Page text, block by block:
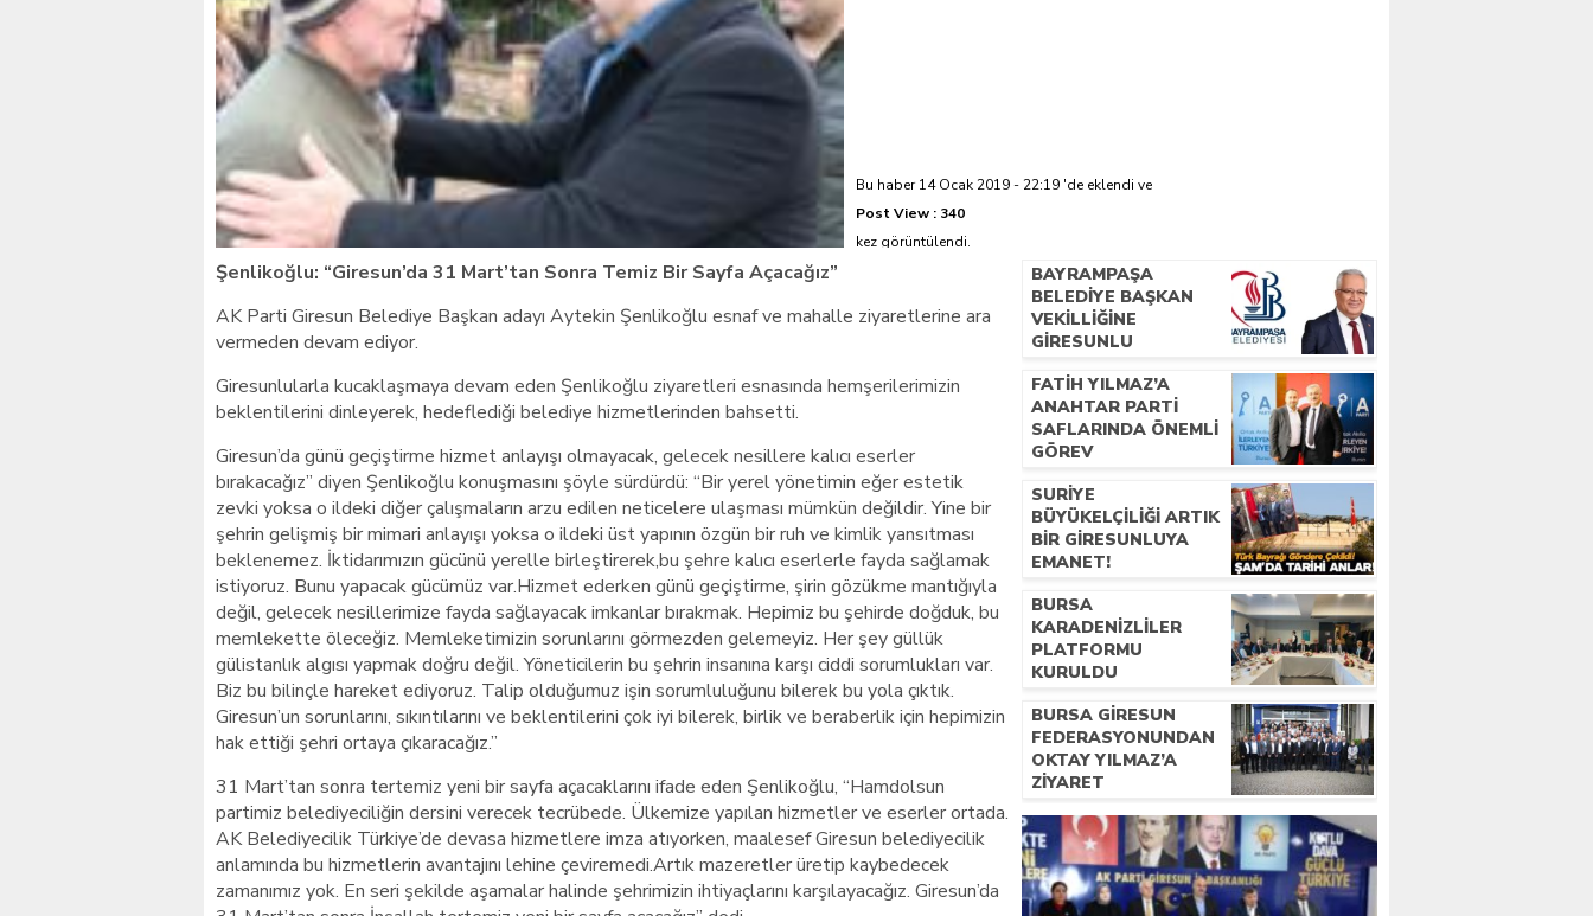
Giresunlu sürücü Orhangazi’de hayatını kaybetti
Bu haber 14 Ocak 2019 - 22:19 'de eklendi ve
Post View : 340
kez görüntülendi.
Şenlikoğlu: “Giresun’da 31 Mart’tan Sonra Temiz Bir Sayfa Açacağız”
AK Parti Giresun Belediye Başkan adayı Aytekin Şenlikoğlu esnaf ve mahalle ziyaretlerine ara
vermeden devam ediyor.
Giresunlularla kucaklaşmaya devam eden Şenlikoğlu ziyaretleri esnasında hemşerilerimizin
beklentilerini dinleyerek, hedeflediği belediye hizmetlerinden bahsetti.
Giresun’da günü geçiştirme hizmet anlayışı olmayacak, gelecek nesillere kalıcı eserler
bırakacağız” diyen Şenlikoğlu konuşmasını şöyle sürdürdü: “Bir yerel yönetimin eğer estetik
zevki yoksa o ildeki diğer çalışmaların arzu edilen neticelere ulaşması mümkün değildir. Yine bir
şehrin gelişmiş bir mimari anlayışı yoksa o ildeki üst yapının özgün bir ruh ve kimlik yansıtması
beklenemez. İktidarımızın gücünü yerelle birleştirerek,bu şehre kalıcı eserlerle fayda sağlamak
istiyoruz. Bunu yapacak gücümüz var.Hizmet ederken günü geçiştirme, şirin gözükme mantığıyla
değil, gelecek nesillerimize fayda sağlayacak imkanlar bırakmak. Hepimiz bu şehirde doğduk, bu
memlekette öleceğiz. Memleketimizin sorunlarını görmezden gelemeyiz. Her şey güllük
gülistanlık algısı yapmak doğru değil. Yöneticilerin bu şehrin insanına karşı ciddi sorumlukları var.
Biz bu bilinçle hareket ediyoruz. Talip olduğumuz işin sorumluluğunu bilerek bu yola çıktık.
Giresun’un sorunlarını, sıkıntılarını ve beklentilerini çok iyi bilerek, birlik ve beraberlik için hepimizin
hak ettiği şehri ortaya çıkaracağız.”
31 Mart’tan sonra tertemiz yeni bir sayfa açacaklarını ifade eden Şenlikoğlu, “Hamdolsun
partimiz belediyeciliğin dersini verecek tecrübede. Ülkemize yapılan hizmetler ve eserler ortada.
AK Belediyecilik Türkiye’de devasa hizmetlere imza atıyorken, maalesef Giresun belediyecilik
anlamında bu hizmetlerin avantajını lehine çeviremedi.Artık mazeretler üretip kaybedecek
zamanımız yok. En seri şekilde aşamalar halinde şehrimizin ihtiyaçlarını karşılayacağız. Giresun’da
BAYRAMPAŞA
BELEDIYE BAŞKAN
VEKILLIĞINE
GIRESUNLU
KAHRAMAN SEÇILDI
FATIH YILMAZ’A
ANAHTAR PARTI
SAFLARINDA ÖNEMLI
GÖREV
SURIYE
BÜYÜKELÇILIĞI ARTIK
BIR GIRESUNLUYA
EMANET!
BURSA
KARADENIZLILER
PLATFORMU
KURULDU
BURSA GIRESUN
FEDERASYONUNDAN
OKTAY YILMAZ’A
ZIYARET